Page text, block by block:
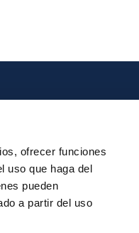
ofrecer funciones
uso que haga del
pueden
a partir del uso
Credit Transfers
RTP
About the